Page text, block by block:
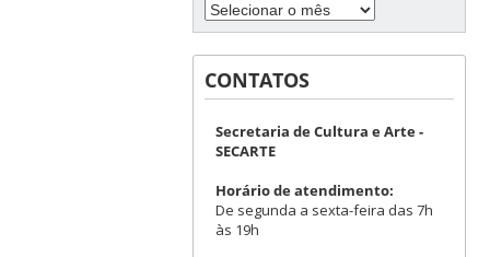
CONTATOS
Secretaria de Cultura e Arte -
SECARTE
Horário de atendimento:
De segunda a sexta-feira das 7h
às 19h